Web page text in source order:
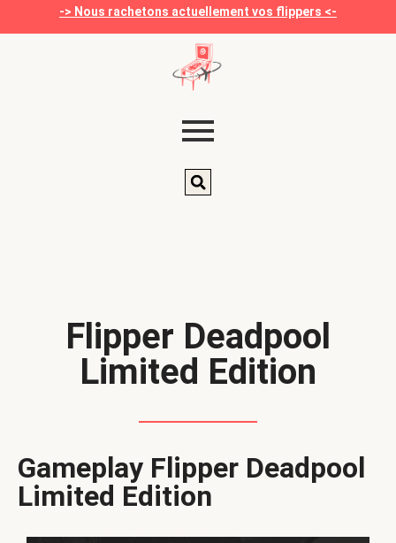
-> Nous rachetons actuellement vos flippers <-
Flipper Deadpool
Limited Edition
Gameplay Flipper Deadpool
Limited Edition